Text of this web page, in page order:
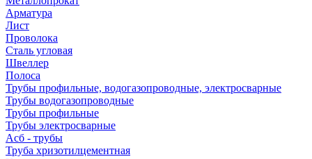
Арматура
Лист
Проволока
Сталь угловая
Швеллер
Полоса
Трубы профильные, водогазопроводные, электросварные
Трубы водогазопроводные
Трубы профильные
Трубы электросварные
Асб - трубы
Труба хризотилцементная